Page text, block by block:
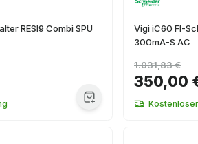
RESI9 Combi SPU
Vigi iC60 FI-
300mA-S AC
350,00
1.031,83 €